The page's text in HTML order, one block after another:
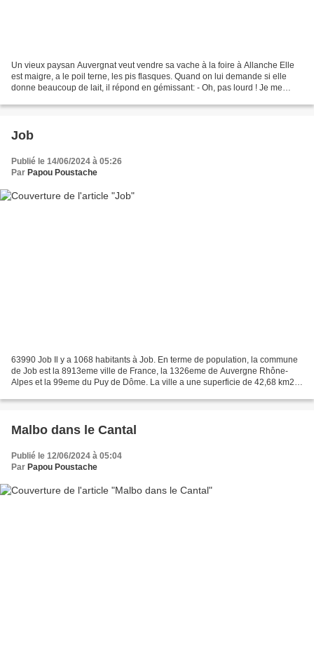
Un vieux paysan Auvergnat veut vendre sa vache à la foire à Allanche Elle
est maigre, a le poil terne, les pis flasques. Quand on lui demande si elle
donne beaucoup de lait, il répond en gémissant: - Oh, pas lourd ! Je me
Job
Publié le 14/06/2024 à 05:26
Par Papou Poustache
63990 Job Il y a 1068 habitants à Job. En terme de population, la commune
de Job est la 8913eme ville de France, la 1326eme de Auvergne Rhône-
Alpes et la 99eme du Puy de Dôme. La ville a une superficie de 42,68 km2,
Malbo dans le Cantal
Publié le 12/06/2024 à 05:04
Par Papou Poustache